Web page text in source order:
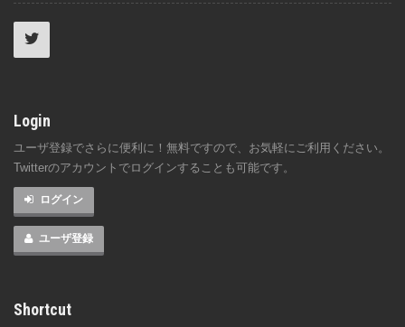
Login
ユーザ登録でさらに便利に！無料ですので、お気軽にご利用ください。
Twitterのアカウントでログインすることも可能です。
ログイン
ユーザ登録
Shortcut